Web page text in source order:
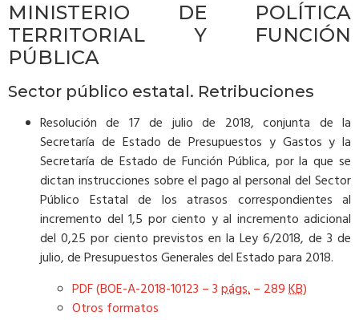
MINISTERIO DE POLÍTICA
TERRITORIAL Y FUNCIÓN
PÚBLICA
Sector público estatal. Retribuciones
Resolución de 17 de julio de 2018, conjunta de la
Secretaría de Estado de Presupuestos y Gastos y la
Secretaría de Estado de Función Pública, por la que se
dictan instrucciones sobre el pago al personal del Sector
Público Estatal de los atrasos correspondientes al
incremento del 1,5 por ciento y al incremento adicional
del 0,25 por ciento previstos en la Ley 6/2018, de 3 de
julio, de Presupuestos Generales del Estado para 2018.
PDF (BOE-A-2018-10123 – 3págs.– 289KB)
Otros formatos